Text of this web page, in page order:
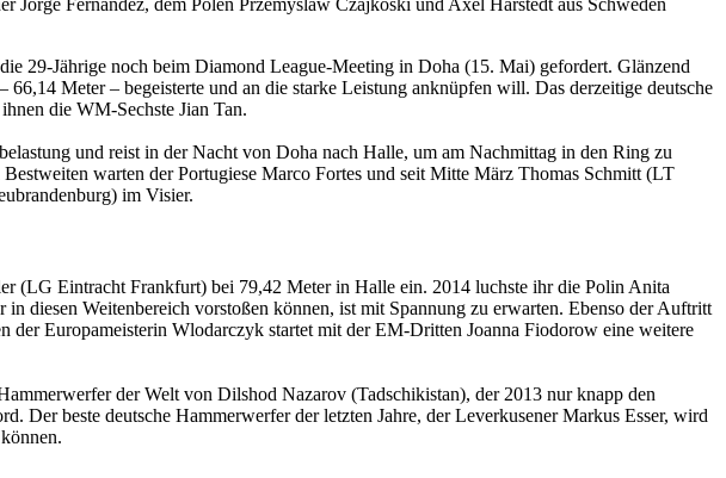
Fernandez, dem Polen Przemyslaw Czajkoski und Axel Härstedt aus Schweden
29-Jährige noch beim Diamond League-Meeting in Doha (15. Mai) gefordert. Glänzend
Meter – begeisterte und an die starke Leistung anknüpfen will. Das derzeitige deutsche
die WM-Sechste Jian Tan.
und reist in der Nacht von Doha nach Halle, um am Nachmittag in den Ring zu
warten der Portugiese Marco Fortes und seit Mitte März Thomas Schmitt (LT
im Visier.
(LG Eintracht Frankfurt) bei 79,42 Meter in Halle ein. 2014 luchste ihr die Polin Anita
diesen Weitenbereich vorstoßen können, ist mit Spannung zu erwarten. Ebenso der Auftritt
Europameisterin Wlodarczyk startet mit der EM-Dritten Joanna Fiodorow eine weitere
der Welt von Dilshod Nazarov (Tadschikistan), der 2013 nur knapp den
Der beste deutsche Hammerwerfer der letzten Jahre, der Leverkusener Markus Esser, wird